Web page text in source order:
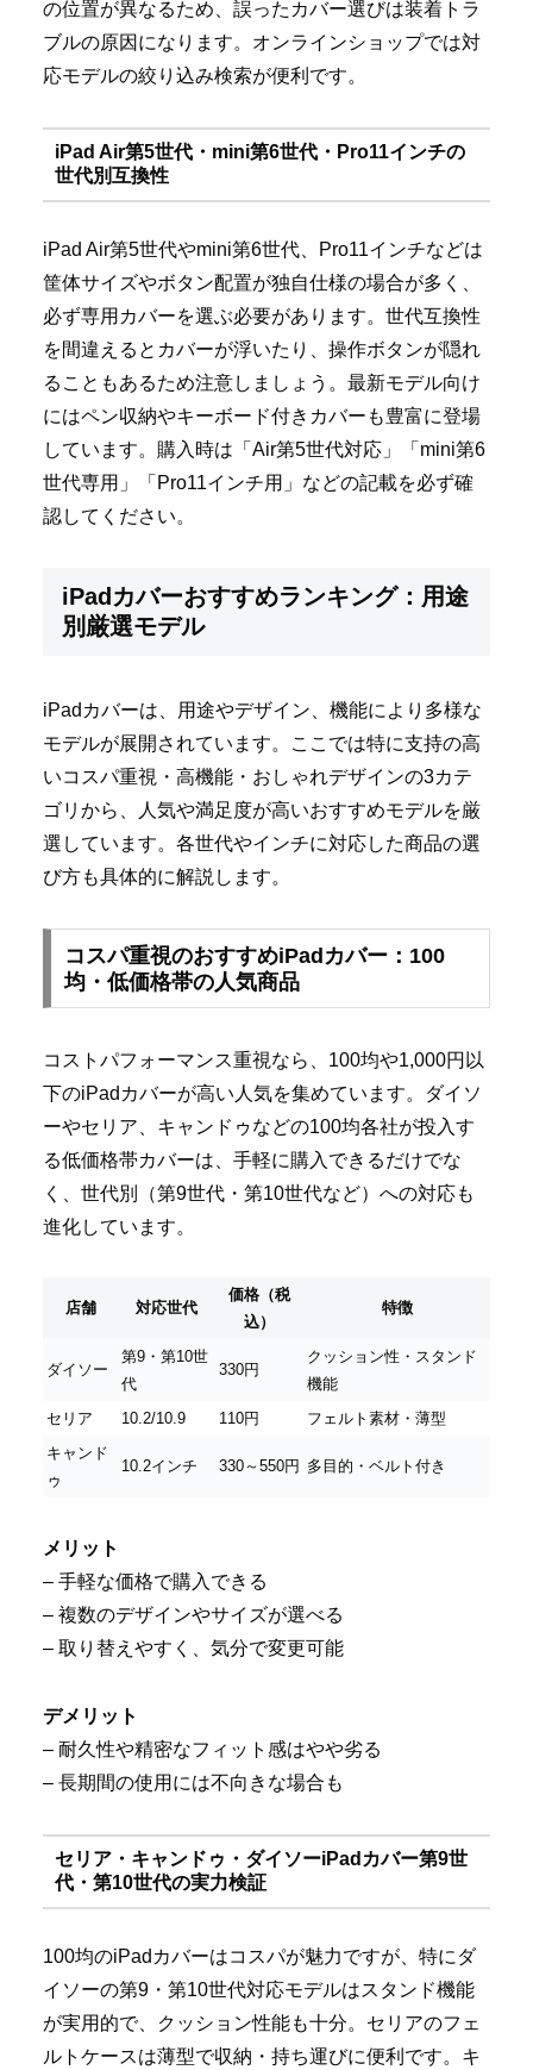
の位置が異なるため、誤ったカバー選びは装着トラ
ブルの原因になります。オンラインショップでは対
応モデルの絞り込み検索が便利です。
iPad Air第5世代・mini第6世代・Pro11インチの
世代別互換性
iPad Air第5世代やmini第6世代、Pro11インチなどは
筐体サイズやボタン配置が独自仕様の場合が多く、
必ず専用カバーを選ぶ必要があります。世代互換性
を間違えるとカバーが浮いたり、操作ボタンが隠れ
ることもあるため注意しましょう。最新モデル向け
にはペン収納やキーボード付きカバーも豊富に登場
しています。購入時は「Air第5世代対応」「mini第6
世代専用」「Pro11インチ用」などの記載を必ず確
認してください。
iPadカバーおすすめランキング：用途
別厳選モデル
iPadカバーは、用途やデザイン、機能により多様な
モデルが展開されています。ここでは特に支持の高
いコスパ重視・高機能・おしゃれデザインの3カテ
ゴリから、人気や満足度が高いおすすめモデルを厳
選しています。各世代やインチに対応した商品の選
び方も具体的に解説します。
コスパ重視のおすすめiPadカバー：100
均・低価格帯の人気商品
コストパフォーマンス重視なら、100均や1,000円以
下のiPadカバーが高い人気を集めています。ダイソ
ーやセリア、キャンドゥなどの100均各社が投入す
る低価格帯カバーは、手軽に購入できるだけでな
く、世代別（第9世代・第10世代など）への対応も
進化しています。
店舗 対応世代
価格（税
込）
特徴
ダイソー
第9・第10世
代
330円
クッション性・スタンド
機能
セリア
10.2/10.9 110円
フェルト素材・薄型
キャンド
ゥ
10.2インチ 330～550円 多目的・ベルト付き
メリット
– 手軽な価格で購入できる
– 複数のデザインやサイズが選べる
– 取り替えやすく、気分で変更可能
デメリット
– 耐久性や精密なフィット感はやや劣る
– 長期間の使用には不向きな場合も
セリア・キャンドゥ・ダイソーiPadカバー第9世
代・第10世代の実力検証
100均のiPadカバーはコスパが魅力ですが、特にダ
イソーの第9・第10世代対応モデルはスタンド機能
が実用的で、クッション性能も十分。セリアのフェ
ルトケースは薄型で収納・持ち運びに便利です。キ